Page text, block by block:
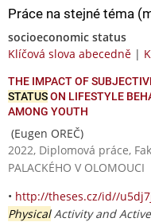
Práce na stejné téma
socioeconomic status
Klíčová slova abecedně |
THE IMPACT OF
STATUSON LIFESTYLE
AMONG YOUTH
(Eugen OREČ)
2022, Diplomová práce,
PALACKÉHO V OLOMOUCI
• http://theses.cz/id//
PhysicalActivity and